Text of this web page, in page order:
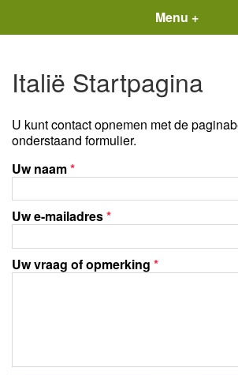
Menu +
Italië Startpagina
U kunt contact opnemen met de
onderstaand formulier.
Uw naam*
Uw e-mailadres*
Uw vraag of opmerking *